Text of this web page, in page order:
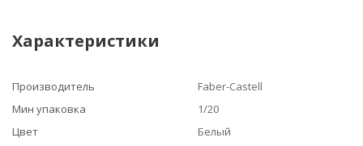
Характеристики
Производитель
Faber-Castell
Мин упаковка
1/20
Цвет
Белый